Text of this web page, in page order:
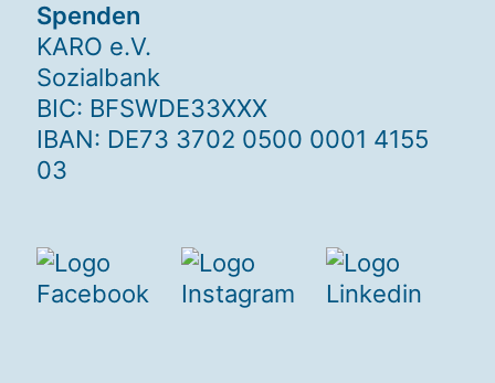
Spenden
KARO e.V.
Sozialbank
BIC: BFSWDE33XXX
IBAN: DE73 3702 0500 0001 4155
03